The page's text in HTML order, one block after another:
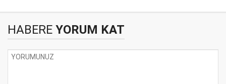
HABERE YORUM KAT